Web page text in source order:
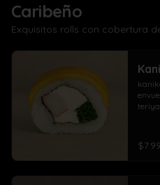
Caribeño
Exquisitos rolls con cobertura